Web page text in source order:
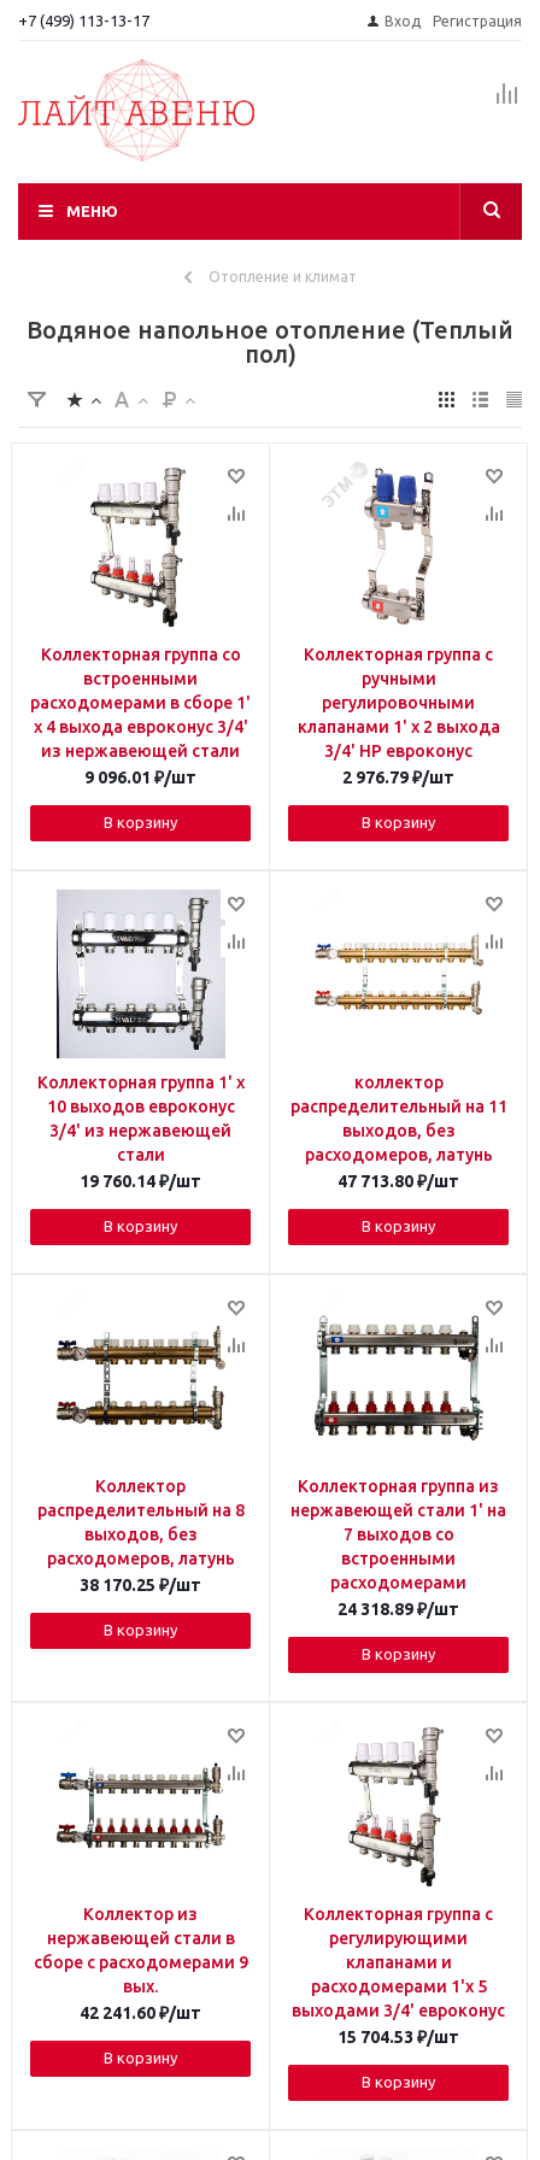
+7 (499) 113-13-17 Вход Регистрация
МЕНЮ
Отопление и климат
Водяное напольное отопление (Теплый
пол)
Коллекторная группа со
встроенными
расходомерами в сборе 1'
х 4 выхода евроконус 3/4'
из нержавеющей стали
9 096.01 ₽/шт
В корзину
Коллекторная группа с
ручными
регулировочными
клапанами 1' х 2 выхода
3/4' НР евроконус
2 976.79₽/шт
В корзину
Коллекторная группа 1' х
10 выходов евроконус
3/4' из нержавеющей
стали
19 760.14₽/шт
В корзину
коллектор
распределительный на 11
выходов, без
расходомеров, латунь
47 713.80₽/шт
В корзину
Коллектор
распределительный на 8
выходов, без
расходомеров, латунь
38 170.25 ₽/шт
В корзину
Коллекторная группа из
нержавеющей стали 1' на
7 выходов со
встроенными
расходомерами
24 318.89₽/шт
В корзину
Коллектор из
нержавеющей стали в
сборе с расходомерами 9
вых.
42 241.60₽/шт
В корзину
Коллекторная группа с
регулирующими
клапанами и
расходомерами 1'x 5
выходами 3/4' евроконус
15 704.53 ₽/шт
В корзину